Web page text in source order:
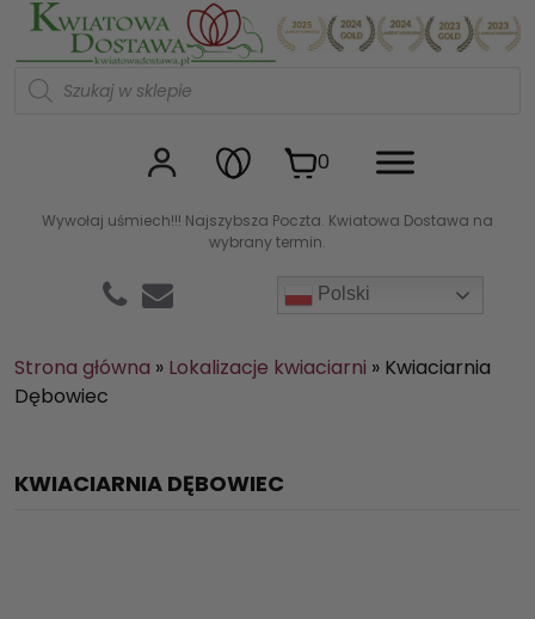
Wywołaj uśmiech!!! Najszybsza Poczta. Kwiatowa Dostawa na
wybrany termin.
Polski
Kwiaciarnia internetowa
W
d
u
k
0
Strona główna » Lokalizacje kwiaciarni » Kwiaciarnia
Dębowiec
KWIACIARNIA DĘBOWIEC